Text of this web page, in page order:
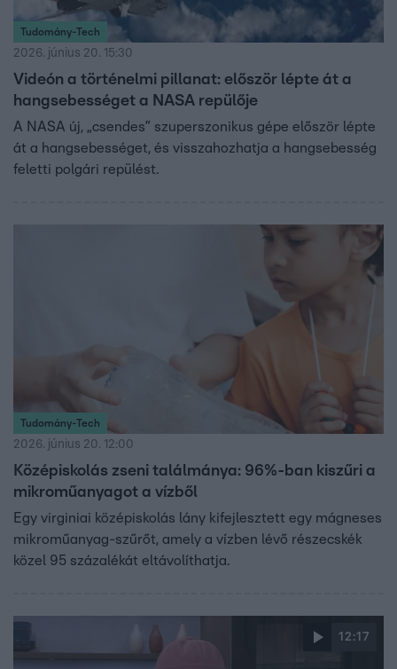
Tudomány-Tech
2026. június 20. 15:30
Videón a történelmi pillanat: először lépte át a
hangsebességet a NASA repülője
A NASA új, „csendes” szuperszonikus gépe először lépte
át a hangsebességet, és visszahozhatja a hangsebesség
feletti polgári repülést.
Tudomány-Tech
2026. június 20. 12:00
Középiskolás zseni találmánya: 96%-ban kiszűri a
mikroműanyagot a vízből
Egy virginiai középiskolás lány kifejlesztett egy mágneses
mikroműanyag-szűrőt, amely a vízben lévő részecskék
közel 95 százalékát eltávolíthatja.
12:17